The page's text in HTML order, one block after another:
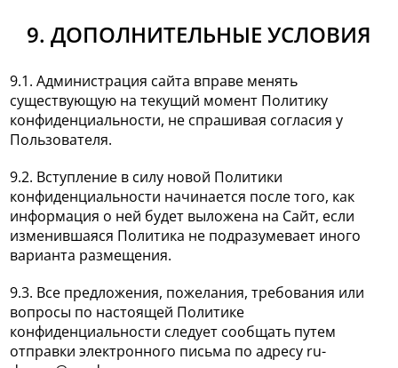
9. ДОПОЛНИТЕЛЬНЫЕ УСЛОВИЯ
9.1. Администрация сайта вправе менять
существующую на текущий момент Политику
конфиденциальности, не спрашивая согласия у
Пользователя.
9.2. Вступление в силу новой Политики
конфиденциальности начинается после того, как
информация о ней будет выложена на Сайт, если
изменившаяся Политика не подразумевает иного
варианта размещения.
9.3. Все предложения, пожелания, требования или
вопросы по настоящей Политике
конфиденциальности следует сообщать путем
отправки электронного письма по адресу ru-